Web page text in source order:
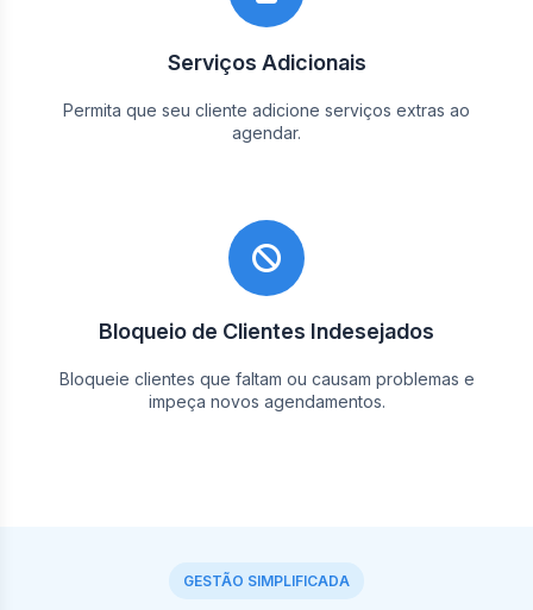
Serviços Adicionais
Permita que seu cliente adicione serviços extras ao
agendar.
Bloqueio de Clientes Indesejados
Bloqueie clientes que faltam ou causam problemas e
impeça novos agendamentos.
GESTÃO SIMPLIFICADA